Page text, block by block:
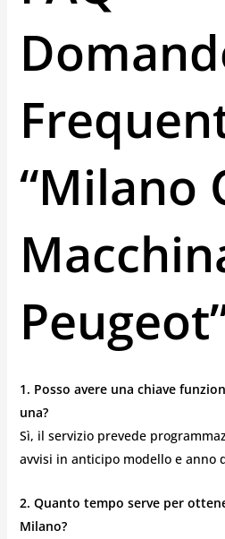
“milano
1. Posso avere una chiave
una?
Sì, il servizio prevede
avvisi in anticipo modello e anno
2. Quanto tempo serve per
Milano?